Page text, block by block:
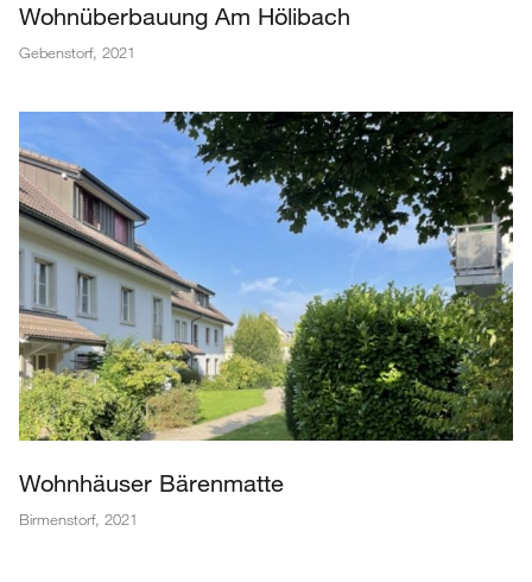
Wohnüberbauung Am Hölibach
Gebenstorf, 2021
Wohnhäuser Bärenmatte
Birmenstorf, 2021